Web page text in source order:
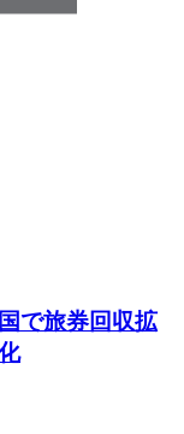
で旅券回収拡